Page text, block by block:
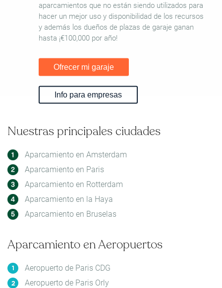
aparcamientos que no están siendo utilizados para
hacer un mejor uso y disponibilidad de los recursos
y además los dueños de plazas de garaje ganan
hasta ¡€100,000 por año!
Ofrecer mi garaje
Info para empresas
Nuestras principales ciudades
Aparcamiento en Amsterdam
Aparcamiento en Paris
Aparcamiento en Rotterdam
Aparcamiento en la Haya
Aparcamiento en Bruselas
Aparcamiento en Aeropuertos
Aeropuerto de Paris CDG
Aeropuerto de Paris Orly